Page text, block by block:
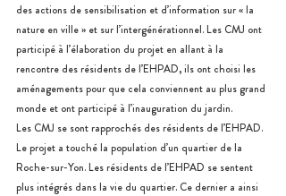
des actions de sensibilisation et d’information sur « la
nature en ville » et sur l’intergénérationnel. Les CMJ ont
participé à l’élaboration du projet en allant à la
rencontre des résidents de l’EHPAD, ils ont choisi les
aménagements pour que cela conviennent au plus grand
monde et ont participé à l’inauguration du jardin.
Les CMJ se sont rapprochés des résidents de l’EHPAD.
Le projet a touché la population d’un quartier de la
Roche-sur-Yon. Les résidents de l’EHPAD se sentent
plus intégrés dans la vie du quartier. Ce dernier a ainsi